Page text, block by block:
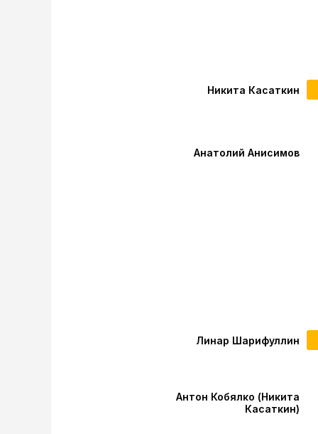
Никита Касаткин
Анатолий Анисимов
Линар Шарифуллин
Антон Кобялко (Никита
Касаткин)